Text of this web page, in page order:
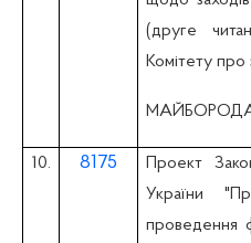
(друге
Комітету про
МАЙБОРОДА
10. 8175
Проект
України
проведення